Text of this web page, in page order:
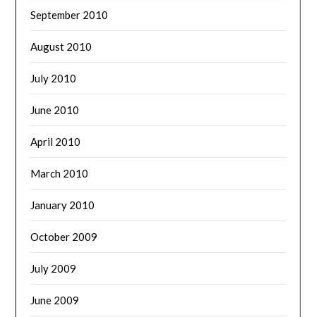
September 2010
August 2010
July 2010
June 2010
April 2010
March 2010
January 2010
October 2009
July 2009
June 2009